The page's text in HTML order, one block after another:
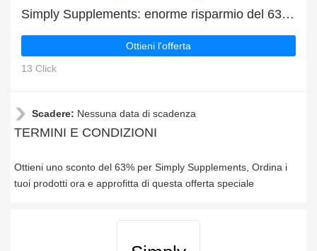
Simply Supplements: enorme risparmio del 63% di sconto su tutto il sito solo per questo mese
Ottieni l'offerta
13 Click
Scadere: Nessuna data di scadenza
TERMINI E CONDIZIONI
Ottieni uno sconto del 63% per Simply Supplements, Ordina i
tuoi prodotti ora e approfitta di questa offerta speciale